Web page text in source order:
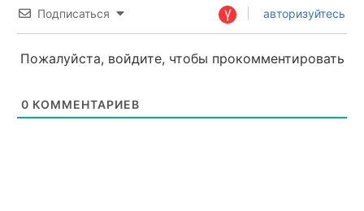
Подписаться авторизуйтесь
Пожалуйста, войдите, чтобы прокомментировать
0 КОММЕНТАРИЕВ